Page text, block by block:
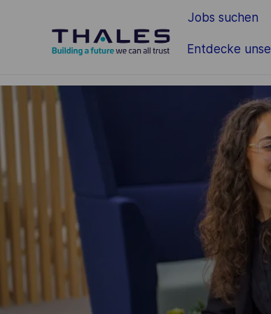
Jobs suchen
Entdecke
-